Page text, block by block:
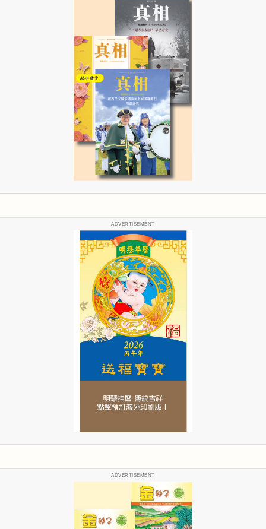
ADVERTISEMENT
ADVERTISEMENT